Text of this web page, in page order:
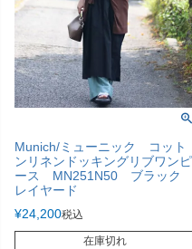
Munich/ミューニック コット
ンリネンドッキングリブワンピ
ース MN251N50 ブラック
レイヤード
¥24,200税込
在庫切れ